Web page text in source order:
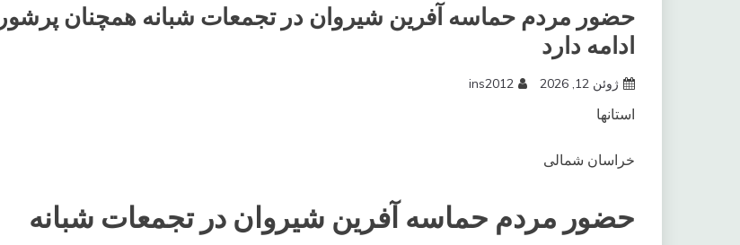
حضور مردم حماسه آفرین شیروان در تجمعات شبانه همچنان پرشور
ادامه دارد
ژوئن 12, 2026 ins2012
استانها
خراسان شمالی
حضور مردم حماسه آفرین شیروان در تجمعات شبانه